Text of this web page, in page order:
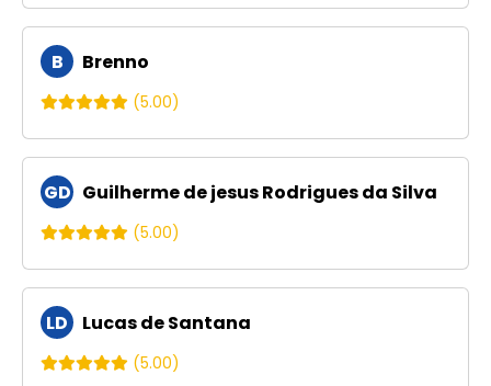
B Brenno
(5.00)
GD Guilherme de jesus Rodrigues da Silva
(5.00)
LD Lucas de Santana
(5.00)